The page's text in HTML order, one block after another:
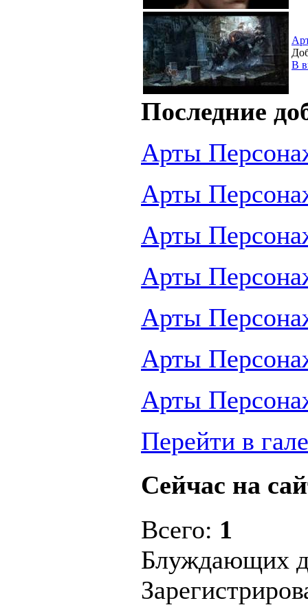
В
Последние
Арты
Арты
Арты
Арты
Арты
Арты
Арты
Перейти в
Сейчас на
Всего: 1
Блуждающих